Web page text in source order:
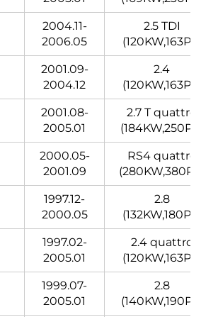
2004.11-
2006.05
2.5 TDI
(120KW,163PS)
2001.09-
2004.12
2.4
(120KW,163PS)
2001.08-
2005.01
2.7 T quattro
2000.05-
2001.09
RS4 quattro
1997.12-
2000.05
2.8
(132KW,180PS)
1997.02-
2005.01
2.4 quattro
(120KW,163PS)
1999.07-
2005.01
2.8